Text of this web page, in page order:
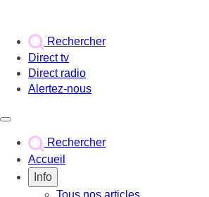
Rechercher
Direct tv
Direct radio
Alertez-nous
Rechercher
Accueil
Info
Tous nos articles